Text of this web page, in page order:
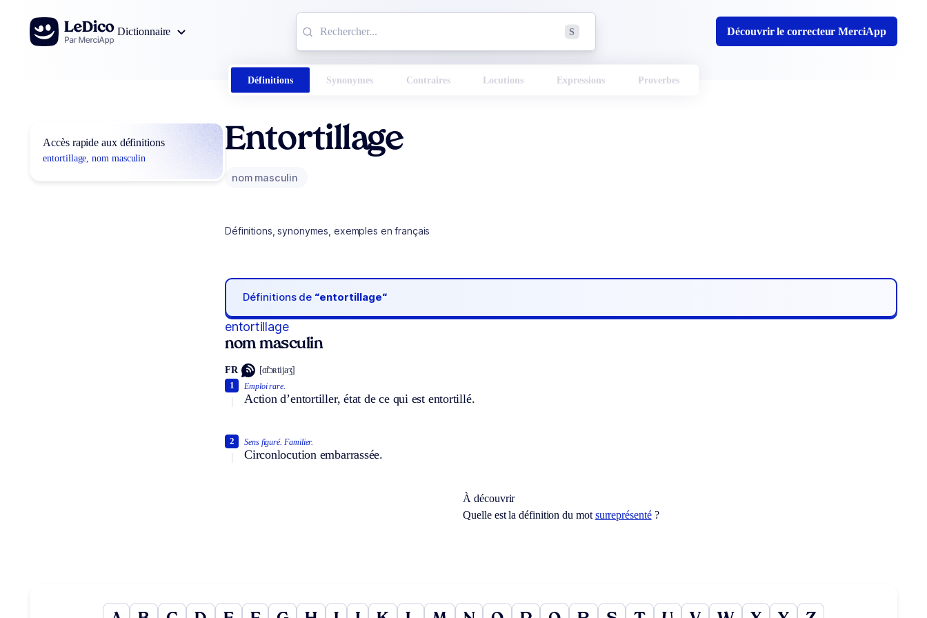
Aller au contenu
Dictionnaire
S Découvrir le correcteur MerciApp
Définitions Synonymes Contraires Locutions Expressions Proverbes
Accès rapide aux définitions
entortillage, nom masculin
Entortillage
nom masculin
Définitions, synonymes, exemples en français
Définitions de “entortillage“
entortillage
nom masculin
FR [ɑ̃tɔʀtijaʒ]
Emploi rare.
Action d’entortiller, état de ce qui est entortillé.
1
Sens figuré. Familier.
Circonlocution embarrassée.
2
À découvrir
Quelle est la définition du mot surreprésenté?